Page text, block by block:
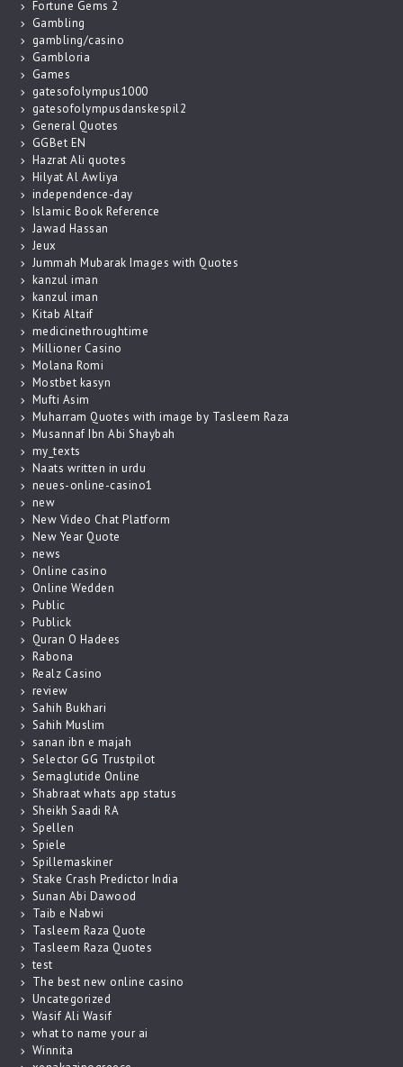
Fortune Gems 2
Gambling
gambling/casino
Gambloria
Games
gatesofolympus1000
gatesofolympusdanskespil2
General Quotes
GGBet EN
Hazrat Ali quotes
Hilyat Al Awliya
independence-day
Islamic Book Reference
Jawad Hassan
Jeux
Jummah Mubarak Images with Quotes
kanzul iman
kanzul iman
Kitab Altaif
medicinethroughtime
Millioner Casino
Molana Romi
Mostbet kasyn
Mufti Asim
Muharram Quotes with image by Tasleem Raza
Musannaf Ibn Abi Shaybah
my_texts
Naats written in urdu
neues-online-casino1
new
New Video Chat Platform
New Year Quote
news
Online casino
Online Wedden
Public
Publick
Quran O Hadees
Rabona
Realz Casino
review
Sahih Bukhari
Sahih Muslim
sanan ibn e majah
Selector GG Trustpilot
Semaglutide Online
Shabraat whats app status
Sheikh Saadi RA
Spellen
Spiele
Spillemaskiner
Stake Crash Predictor India
Sunan Abi Dawood
Taib e Nabwi
Tasleem Raza Quote
Tasleem Raza Quotes
test
The best new online casino
Uncategorized
Wasif Ali Wasif
what to name your ai
Winnita